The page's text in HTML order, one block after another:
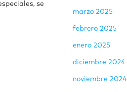
se
marzo 2025
febrero 2025
enero 2025
diciembre 2024
noviembre 2024